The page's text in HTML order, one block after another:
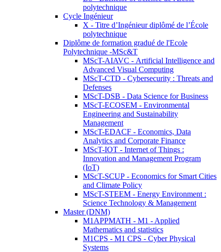
polytechnique
Cycle Ingénieur
X - Titre d’Ingénieur diplômé de l’École
polytechnique
Diplôme de formation gradué de l'Ecole
Polytechnique -MSc&T
MScT-AIAVC - Artificial Intelligence and
Advanced Visual Computing
MScT-CTD - Cybersecurity : Threats and
Defenses
MScT-DSB - Data Science for Business
MScT-ECOSEM - Environmental
Engineering and Sustainability
Management
MScT-EDACF - Economics, Data
Analytics and Corporate Finance
MScT-IOT - Internet of Things :
Innovation and Management Program
(IoT)
MScT-SCUP - Economics for Smart Cities
and Climate Policy
MScT-STEEM - Energy Environment :
Science Technology & Management
Master (DNM)
M1APPMATH - M1 - Applied
Mathematics and statistics
M1CPS - M1 CPS - Cyber Physical
Systems